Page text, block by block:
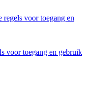
voor toegang en
voor toegang en gebruik